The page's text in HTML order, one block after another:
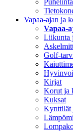
Vapaa-ajan ja
Vapaa-
Liikunta
Golf-
Kirjat
Korut ja
Kuksat
Kynttilät